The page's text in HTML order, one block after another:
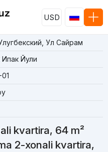
USD
Ул Сайрам
Йули
kvartira, 64 m²
2-xonali kvartira,